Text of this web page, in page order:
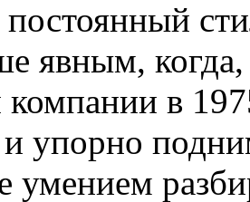
постоянный
явным,
в
упорно
умением